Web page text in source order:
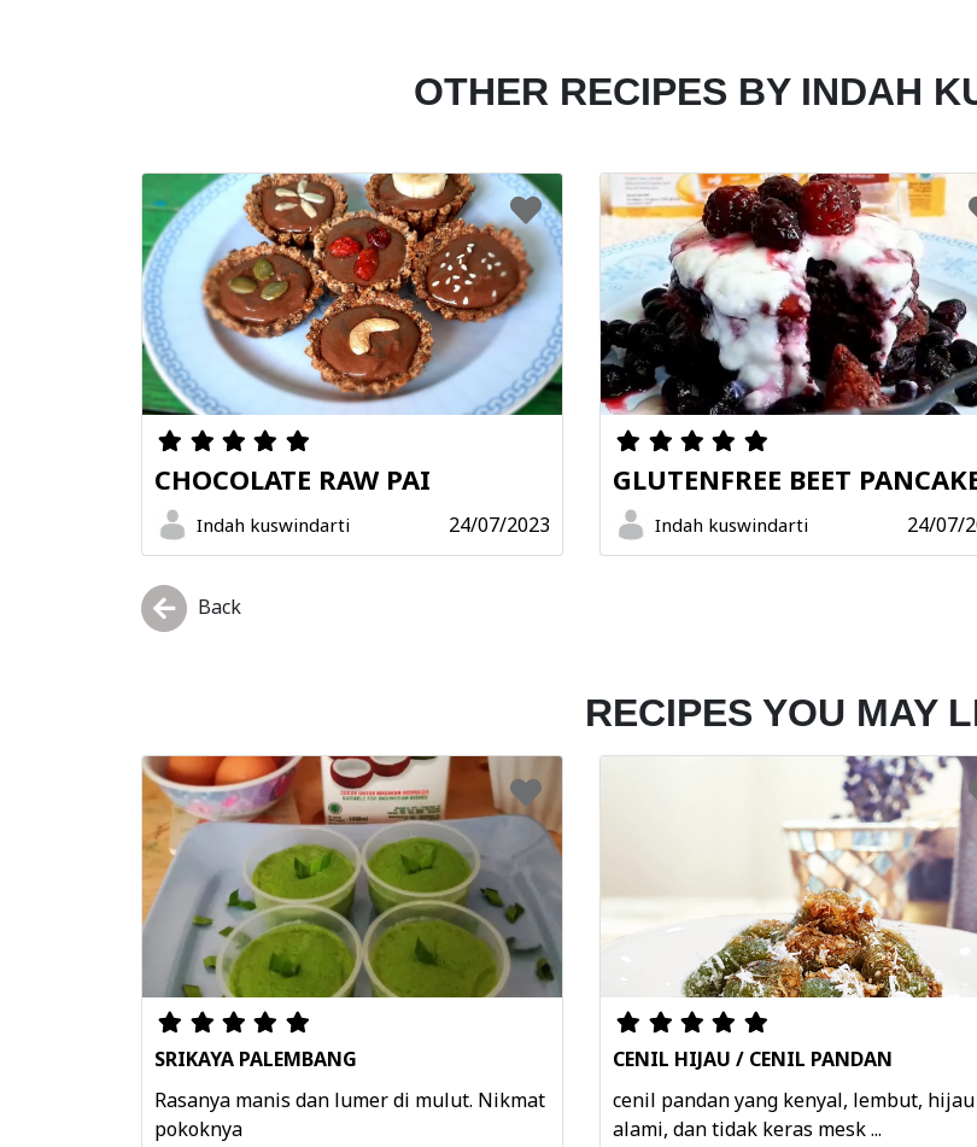
OTHER RECIPES BY INDAH
CHOCOLATE RAW PAI
Indah kuswindarti 24/07/2023
GLUTENFREE BEET
Indah kuswindarti 24/07/
Back
RECIPES YOU MAY
SRIKAYA PALEMBANG
Rasanya manis dan lumer di mulut. Nikmat
pokoknya
CENIL HIJAU / CENIL PANDAN
cenil pandan yang kenyal, lembut, hijau
alami, dan tidak keras mesk ...